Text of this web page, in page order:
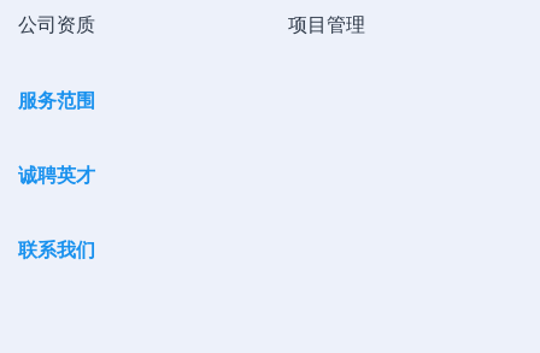
公司资质
项目管理
服务范围
诚聘英才
联系我们